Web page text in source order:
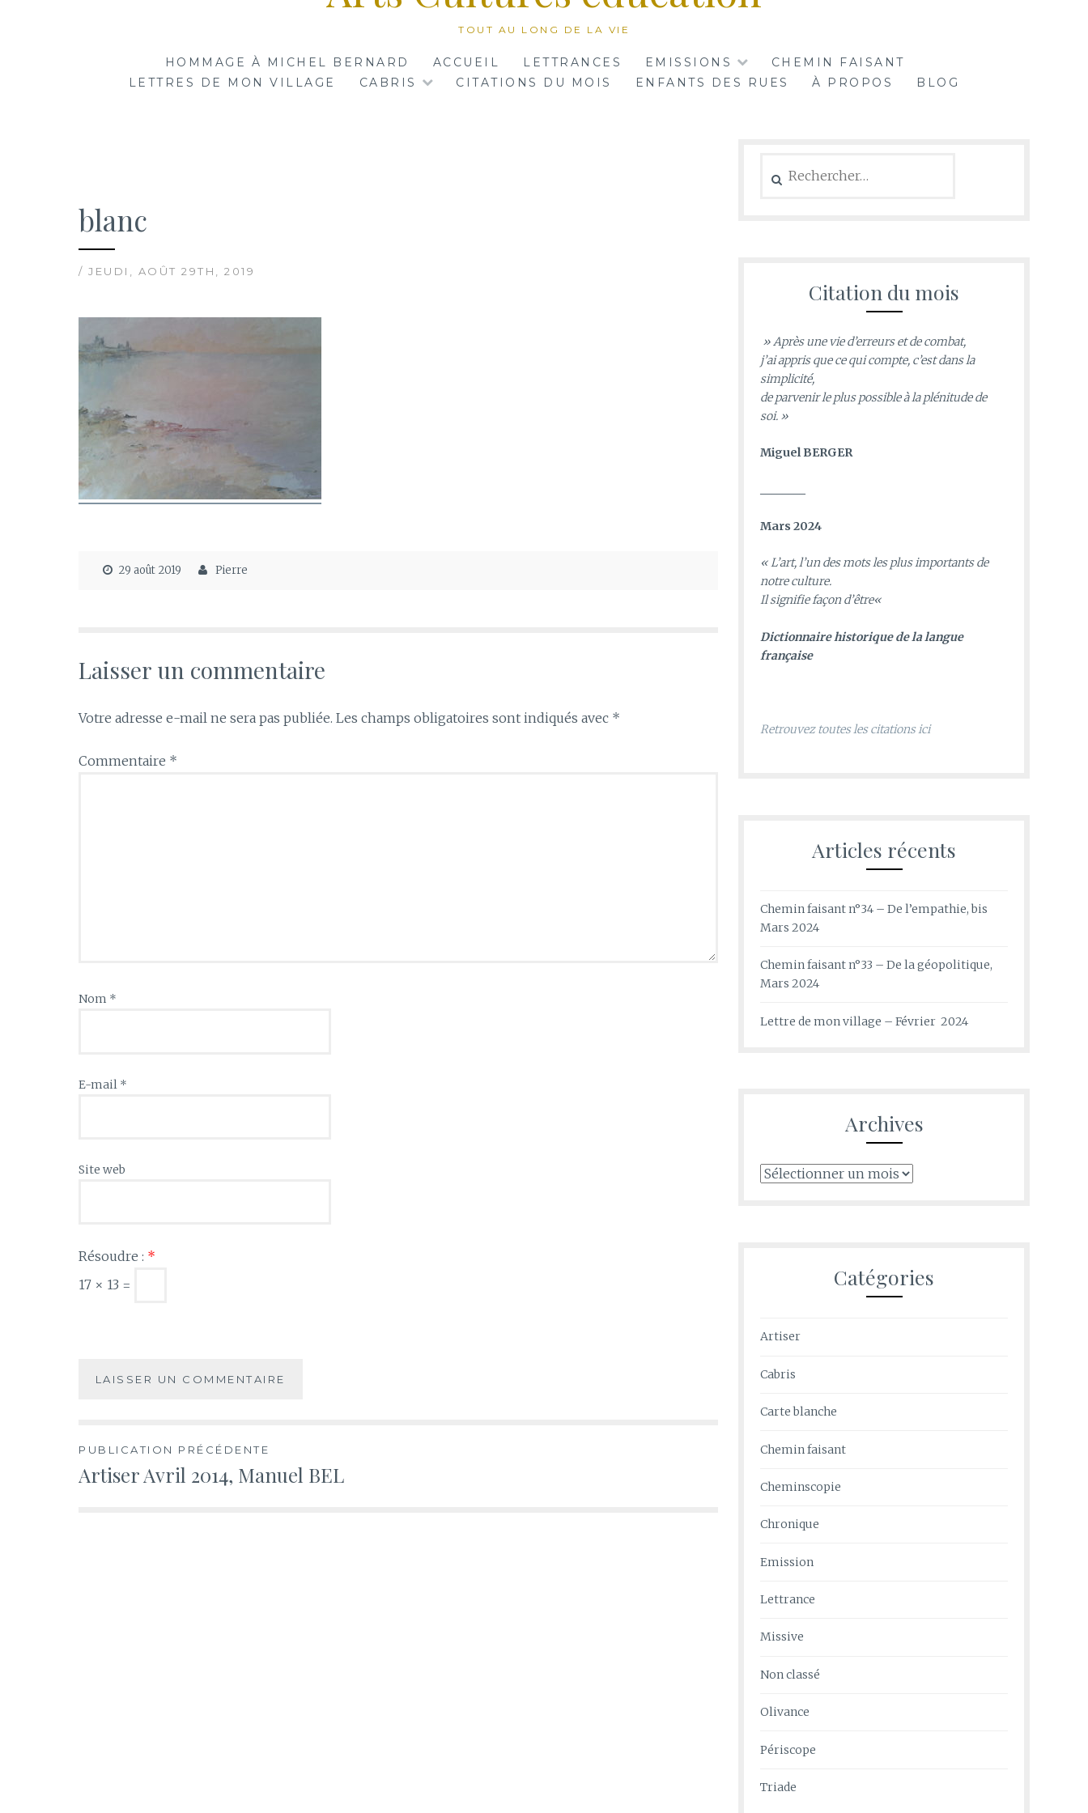
TOUT AU LONG DE LA VIE
HOMMAGE À MICHEL BERNARD ACCUEIL LETTRANCES EMISSIONS
CHEMIN FAISANT
LETTRES DE MON VILLAGE
CABRIS CITATIONS DU MOIS ENFANTS DES RUES À PROPOS BLOG
blanc
/ JEUDI, AOÛT 29TH, 2019
29 août 2019 Pierre
Laisser un commentaire
Votre adresse e-mail ne sera pas publiée. Les champs obligatoires sont indiqués avec *
Commentaire *
Nom *
E-mail *
Site web
Résoudre : *
17 × 13 =
Navigation
PUBLICATION PRÉCÉDENTE
Artiser Avril 2014, Manuel BEL
Citation du mois
» Après une vie d’erreurs et de combat,
j’ai appris que ce qui compte, c’est dans la
simplicité,
de parvenir le plus possible à la plénitude de
soi. »
Miguel BERGER
Mars 2024
«L’art, l’un des mots les plus importants de
notre culture.
Il signifie façon d’être«
Dictionnaire historique de la langue
française
Retrouvez toutes les citations ici
Articles récents
Chemin faisant n°34 – De l’empathie, bis
Mars 2024
Chemin faisant n°33 – De la géopolitique,
Mars 2024
Lettre de mon village – Février 2024
Archives
Archives
Catégories
Artiser
Cabris
Carte blanche
Chemin faisant
Cheminscopie
Chronique
Emission
Lettrance
Missive
Non classé
Olivance
Périscope
Triade